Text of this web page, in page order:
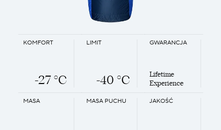
MASA JAKOŚĆ
MASA PUCHU
KOMFORT
-27 °C
LIMIT
-40 °C
GWARANCJA
Lifetime
Experience